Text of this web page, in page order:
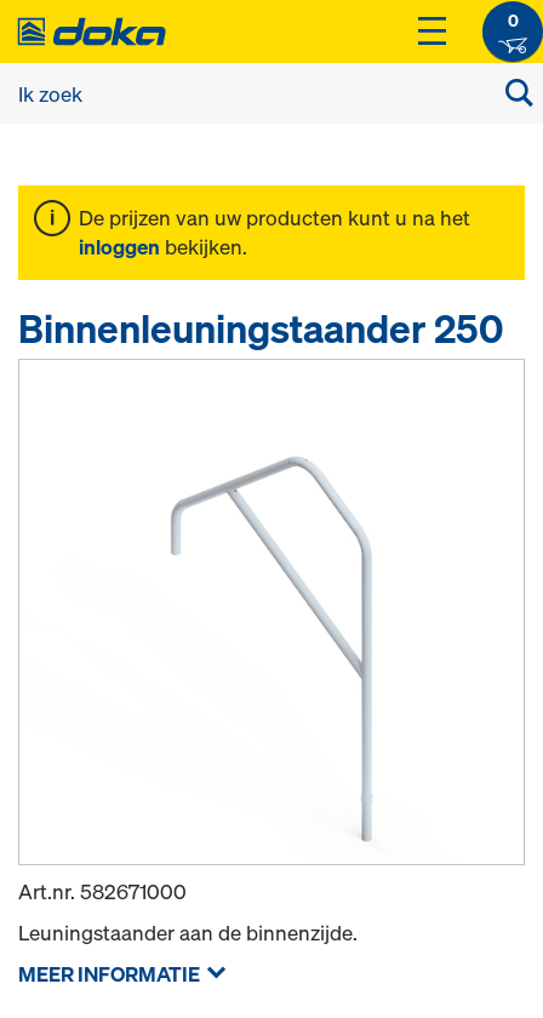
0
De prijzen van uw producten kunt u na het
inloggen bekijken.
Binnenleuningstaander 250
Art.nr. 582671000
Leuningstaander aan de binnenzijde.
MEER INFORMATIE